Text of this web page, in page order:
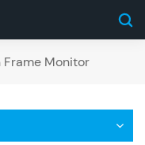
Frame Monitor